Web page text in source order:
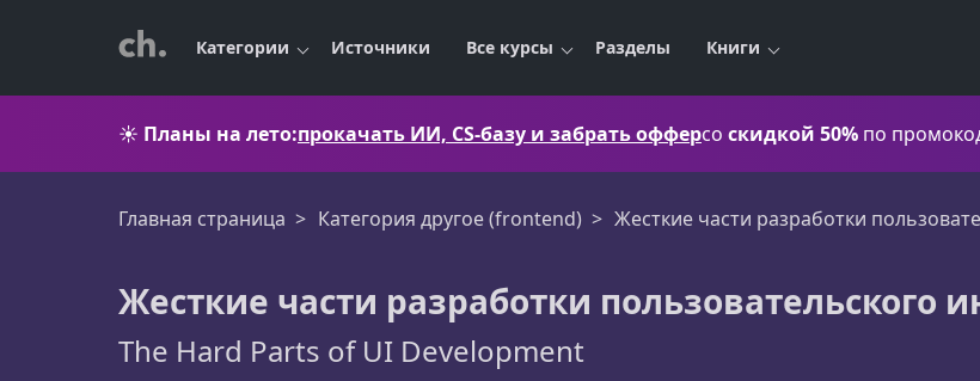
Категории Источники Все курсы Разделы Книги
☀️ Планы на лето:прокачать ИИ, CS-базу и забрать офферсо скидкой 50% по
Главная страница Категория другое (frontend) Жесткие части разработки
Жесткие части разработки пользовательского
The Hard Parts of UI Development